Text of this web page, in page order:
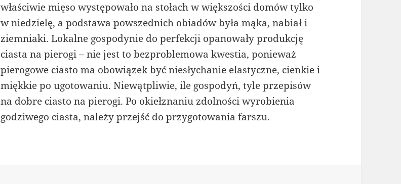
właściwie mięso występowało na stołach w większości domów tylko
w niedzielę, a podstawa powszednich obiadów była mąka, nabiał i
ziemniaki. Lokalne gospodynie do perfekcji opanowały produkcję
ciasta na pierogi – nie jest to bezproblemowa kwestia, ponieważ
pierogowe ciasto ma obowiązek być niesłychanie elastyczne, cienkie i
miękkie po ugotowaniu. Niewątpliwie, ile gospodyń, tyle przepisów
na dobre ciasto na pierogi. Po okiełznaniu zdolności wyrobienia
godziwego ciasta, należy przejść do przygotowania farszu.